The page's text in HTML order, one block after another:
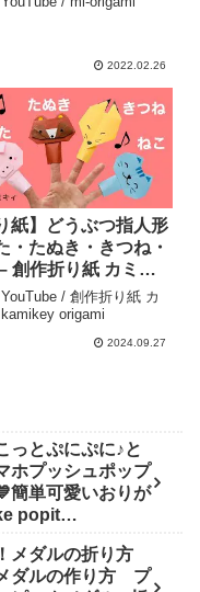
2022.02.26
紙】どうぶつ指人形
・たぬき・きつね・
創作折り紙 カミキ
origami
/ 創作折り紙 カ
kamikey origami
2024.09.27
っとぷにぷに♪と
ホプッシュポップ
簡単可愛いおりが
popit
楽しい折り紙♪
メダルの折り方
ダルの作り方 プ